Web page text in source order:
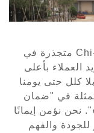
إن فلسفة عمل شركة Chi-Fa Machinery متجذرة في
العملاء بأعلى
كلل حتى يومنا
في "ضمان
نحن نؤمن إيمانًا
والفهم